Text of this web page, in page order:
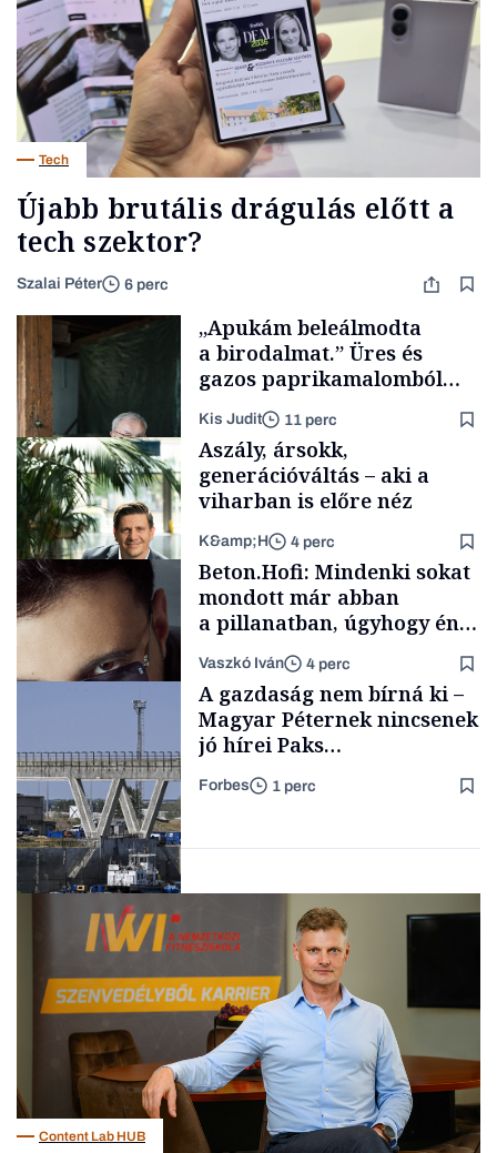
Tech
Újabb brutális drágulás előtt a
tech szektor?
Szalai Péter 6 perc
Családi
vállalkozások
„Apukám beleálmodta
a birodalmat.” Üres és
gazos paprikamalomból
lett az igazi családi
fűszersztori
Kis Judit 11 perc
TÁMOGATÓI
Aszály, ársokk,
generációváltás – aki a
viharban is előre néz
K&amp;H 4 perc
Forbes-sztori
Beton.Hofi: Mindenki sokat
mondott már abban
a pillanatban, úgyhogy én
a legsarkosabb
gondolataimat akartam
kimondani
Vaszkó Iván 4 perc
A gazdaság nem bírná ki –
Magyar Péternek nincsenek
jó hírei Paks
újraindításáról
Forbes 1 perc
Content Lab HUB